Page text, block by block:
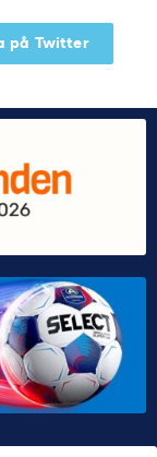
på Twitter